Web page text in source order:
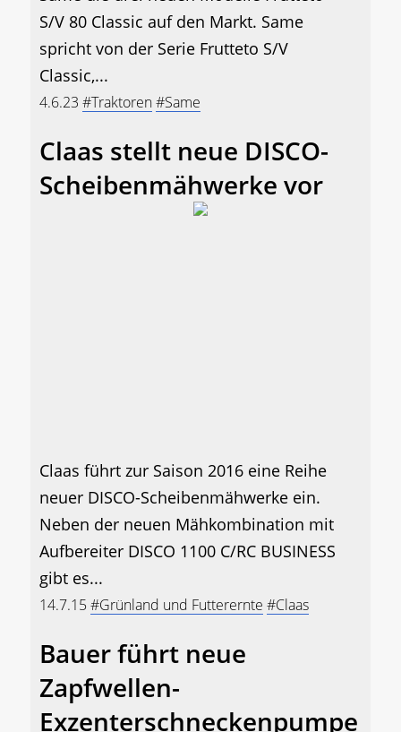
S/V 80 Classic auf den Markt. Same
spricht von der Serie Frutteto S/V
Classic,...
4.6.23 #Traktoren#Same
Claas stellt neue DISCO-
Scheibenmähwerke vor
Claas führt zur Saison 2016 eine Reihe
neuer DISCO-Scheibenmähwerke ein.
Neben der neuen Mähkombination mit
Aufbereiter DISCO 1100 C/RC BUSINESS
gibt es...
14.7.15#Grünland und Futterernte #Claas
Bauer führt neue
Zapfwellen-
Exzenterschneckenpumpe